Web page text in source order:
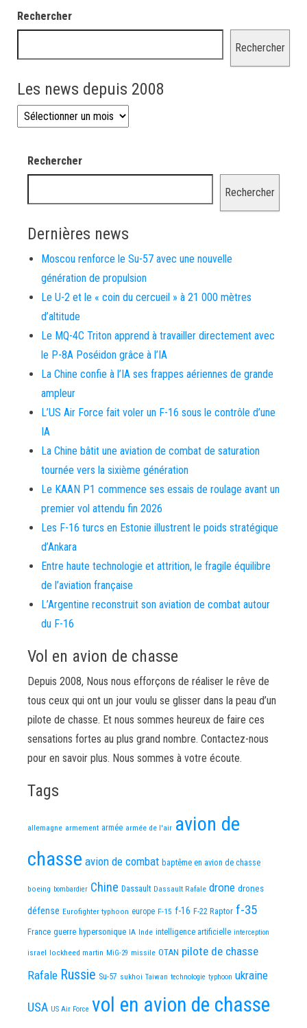
Rechercher
Rechercher
Les news depuis 2008
Les news depuis 2008
Rechercher
Rechercher
Dernières news
Moscou renforce le Su-57 avec une nouvelle
génération de propulsion
Le U-2 et le « coin du cercueil » à 21 000 mètres
d’altitude
Le MQ-4C Triton apprend à travailler directement avec
le P-8A Poséidon grâce à l’IA
La Chine confie à l’IA ses frappes aériennes de grande
ampleur
L’US Air Force fait voler un F-16 sous le contrôle d’une
IA
La Chine bâtit une aviation de combat de saturation
tournée vers la sixième génération
Le KAAN P1 commence ses essais de roulage avant un
premier vol attendu fin 2026
Les F-16 turcs en Estonie illustrent le poids stratégique
d’Ankara
Entre haute technologie et attrition, le fragile équilibre
de l’aviation française
L’Argentine reconstruit son aviation de combat autour
du F-16
Vol en avion de chasse
Depuis 2008, Nous nous efforçons de réaliser le rêve de
tous ceux qui ont un jour voulu se glisser dans la peau d’un
pilote de chasse. Et nous sommes heureux de faire ces
sensations fortes au plus grand nombre. Contactez-nous
pour en savoir plus. Nous sommes à votre écoute.
Tags
allemagne armement armée armée de l'air avion de
chasse avion de combat baptême en avion de chasse
boeing bombardier Chine Dassault Dassault Rafale drone drones
défense Eurofighter typhoon europe F-15 f-16 F-22 Raptor f-35
France guerre hypersonique IA Inde intelligence artificielle interception
israel lockheed martin MiG-29 missile OTAN pilote de chasse
Rafale Russie Su-57 sukhoi Taiwan technologie typhoon ukraine
USA US Air Force vol en avion de chasse